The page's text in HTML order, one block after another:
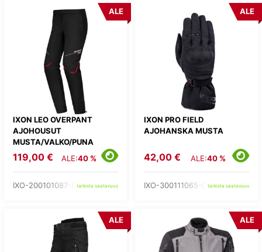
IXON LEO OVERPANT
AJOHOUSUT
MUSTA/VALKO/PUNA
ALE
119,00 € ALE:40 %
IXO-200101087-81-tarkista saatavuus
IXON PRO FIELD
AJOHANSKA MUSTA
ALE
42,00 € ALE:40 %
IXO-300111065-01-tarkista saatavuus
ALE ALE